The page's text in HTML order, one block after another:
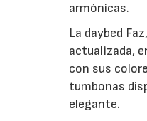
armónicas.
La daybed
actualizada,
con sus
tumbonas
elegante.